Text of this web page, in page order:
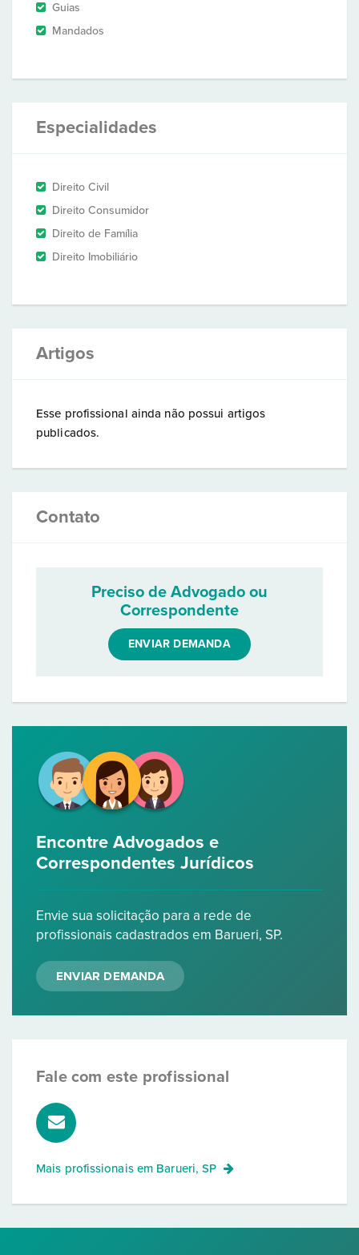
Guias
Mandados
Especialidades
Direito Civil
Direito Consumidor
Direito de Família
Direito Imobiliário
Artigos
Esse profissional ainda não possui artigos
publicados.
Contato
Preciso de Advogado ou
Correspondente
ENVIAR DEMANDA
Encontre Advogados e
Correspondentes Jurídicos
Envie sua solicitação para a rede de
profissionais cadastrados em Barueri, SP.
ENVIAR DEMANDA
Fale com este profissional
Mais profissionais em Barueri, SP